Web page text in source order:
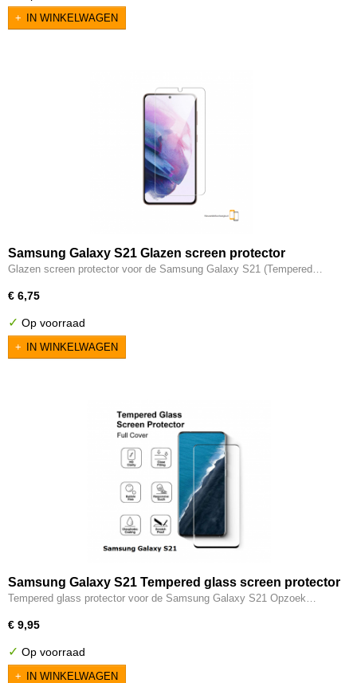
IN WINKELWAGEN
Samsung Galaxy S21 Glazen screen protector
(Tempered Glass)
Glazen screen protector voor de Samsung Galaxy S21 (Tempered…
€ 6,75
✓ Op voorraad
IN WINKELWAGEN
Samsung Galaxy S21 Tempered glass screen protector
Tempered glass protector voor de Samsung Galaxy S21 Opzoek…
€ 9,95
✓ Op voorraad
IN WINKELWAGEN